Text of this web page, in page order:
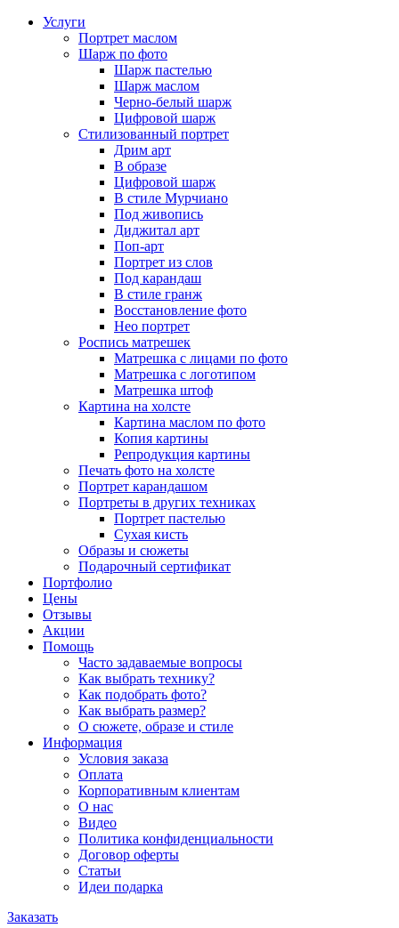
Услуги
Портрет маслом
Шарж по фото
Шарж пастелью
Шарж маслом
Черно-белый шарж
Цифровой шарж
Стилизованный портрет
Дрим арт
В образе
Цифровой шарж
В стиле Мурчиано
Под живопись
Диджитал арт
Поп-арт
Портрет из слов
Под карандаш
В стиле гранж
Восстановление фото
Нео портрет
Роспись матрешек
Матрешка с лицами по фото
Матрешка с логотипом
Матрешка штоф
Картина на холсте
Картина маслом по фото
Копия картины
Репродукция картины
Печать фото на холсте
Портрет карандашом
Портреты в других техниках
Портрет пастелью
Сухая кисть
Образы и сюжеты
Подарочный сертификат
Портфолио
Цены
Отзывы
Акции
Помощь
Часто задаваемые вопросы
Как выбрать технику?
Как подобрать фото?
Как выбрать размер?
О сюжете, образе и стиле
Информация
Условия заказа
Оплата
Корпоративным клиентам
О нас
Видео
Политика конфиденциальности
Договор оферты
Статьи
Идеи подарка
Заказать